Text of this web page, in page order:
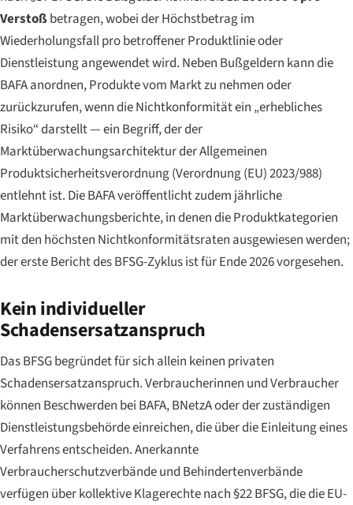
Verstoßbetragen, wobei der Höchstbetrag im
Wiederholungsfall pro betroffener Produktlinie oder
Dienstleistung angewendet wird. Neben Bußgeldern kann die
BAFA anordnen, Produkte vom Markt zu nehmen oder
zurückzurufen, wenn die Nichtkonformität ein „erhebliches
Risiko“ darstellt — ein Begriff, der der
Marktüberwachungsarchitektur der Allgemeinen
Produktsicherheitsverordnung (Verordnung (EU) 2023/988)
entlehnt ist. Die BAFA veröffentlicht zudem jährliche
Marktüberwachungsberichte, in denen die Produktkategorien
mit den höchsten Nichtkonformitätsraten ausgewiesen werden;
der erste Bericht des BFSG-Zyklus ist für Ende 2026 vorgesehen.
Kein individueller
Schadensersatzanspruch
Das BFSG begründet für sich allein keinen privaten
Schadensersatzanspruch. Verbraucherinnen und Verbraucher
können Beschwerden bei BAFA, BNetzA oder der zuständigen
Dienstleistungsbehörde einreichen, die über die Einleitung eines
Verfahrens entscheiden. Anerkannte
Verbraucherschutzverbände und Behindertenverbände
verfügen über kollektive Klagerechte nach §22 BFSG, die die EU-